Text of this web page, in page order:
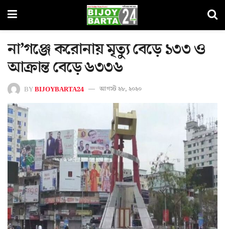
না’গঞ্জে করোনায় মৃত্যু বেড়ে ১৩৩ ও
আক্রান্ত বেড়ে ৬৩৩৬
BYBIJOYBARTA24 আগস্ট ২৮, ২০২০